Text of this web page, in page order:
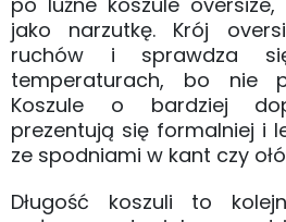
jako narzutkę. Krój
ruchów i sprawdza
temperaturach, bo nie
Koszule o bardziej
prezentują się formalniej i
ze spodniami w kant czy
Długość koszuli to